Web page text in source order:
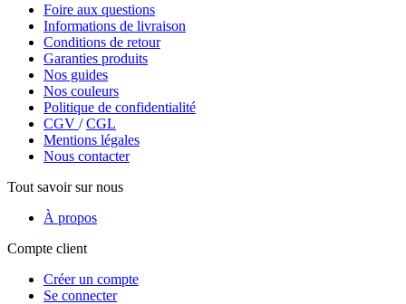
Foire aux questions
Informations de livraison
Conditions de retour
Garanties produits
Nos guides
Nos couleurs
Politique de confidentialité
CGV /CGL
Mentions légales
Nous contacter
Tout savoir sur nous
À propos
Compte client
Créer un compte
Se connecter